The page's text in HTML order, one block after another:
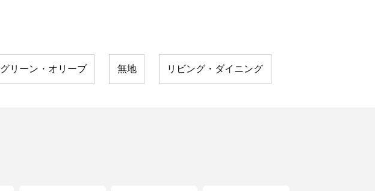
グリーン・オリーブ 無地 リビング・ダイニング